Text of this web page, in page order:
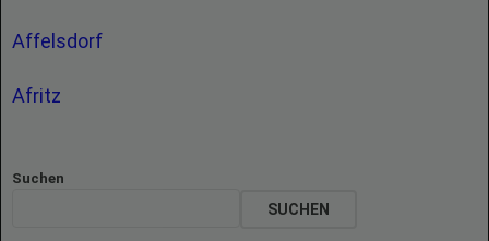
Affelsdorf
Afritz
Suchen
SUCHEN